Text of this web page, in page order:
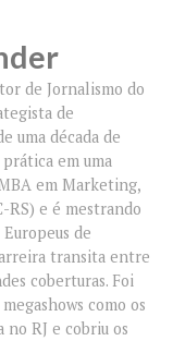
de Jornalismo do
de
uma década de
em uma
em Marketing,
RS) e é mestrando
de
transita entre
coberturas. Foi
como os
no RJ e cobriu os